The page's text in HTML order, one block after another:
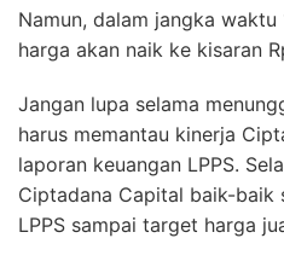
Namun, dalam jangka
harga akan naik ke kisaran
Jangan lupa selama
harus memantau kinerja
laporan keuangan LPPS.
Ciptadana Capital baik-baik
LPPS sampai target harga